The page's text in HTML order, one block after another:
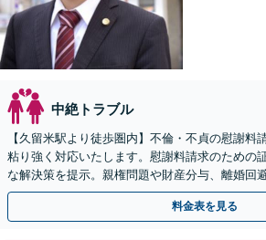
中絶トラブル
【久留米駅より徒歩圏内】不倫・不貞の慰謝料
粘り強く対応いたします。慰謝料請求のための
な解決策を提示。親権問題や財産分与、離婚回
任をもって全力サポート。
料金表を見る